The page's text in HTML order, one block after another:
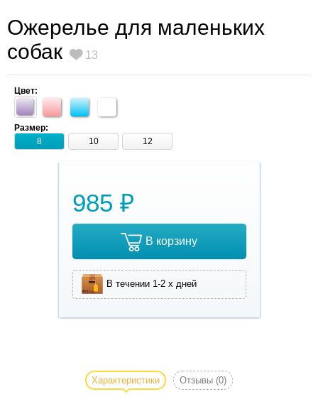
Ожерелье для маленьких
собак
13
Цвет:
Размер:
8
10 12
985 ₽
В корзину
В течении 1-2 х дней
Характеристики Отзывы (0)